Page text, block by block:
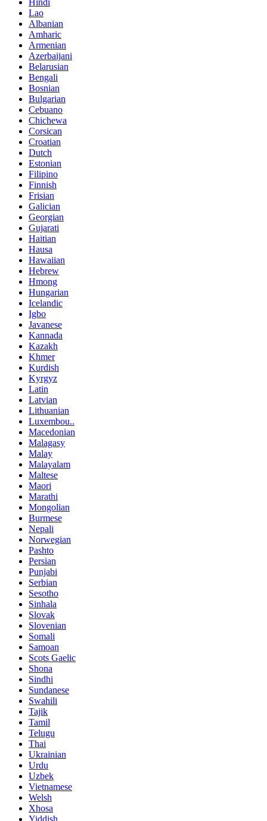
Lao
Albanian
Amharic
Armenian
Azerbaijani
Belarusian
Bengali
Bosnian
Bulgarian
Cebuano
Chichewa
Corsican
Croatian
Dutch
Estonian
Filipino
Finnish
Frisian
Galician
Georgian
Gujarati
Haitian
Hausa
Hawaiian
Hebrew
Hmong
Hungarian
Icelandic
Igbo
Javanese
Kannada
Kazakh
Khmer
Kurdish
Kyrgyz
Latin
Latvian
Lithuanian
Luxembou..
Macedonian
Malagasy
Malay
Malayalam
Maltese
Maori
Marathi
Mongolian
Burmese
Nepali
Norwegian
Pashto
Persian
Punjabi
Serbian
Sesotho
Sinhala
Slovak
Slovenian
Somali
Samoan
Scots Gaelic
Shona
Sindhi
Sundanese
Swahili
Tajik
Tamil
Telugu
Thai
Ukrainian
Urdu
Uzbek
Vietnamese
Welsh
Xhosa
Yiddish